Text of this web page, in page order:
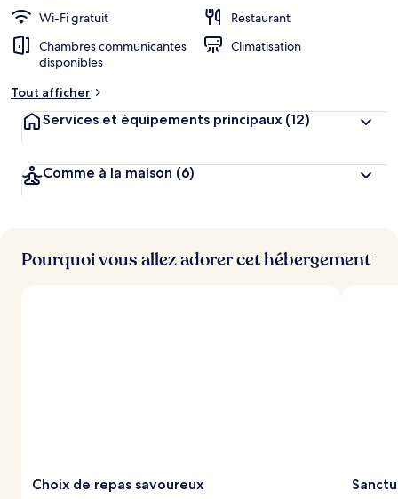
Wi-Fi gratuit
Restaurant
Chambres communicantes
disponibles
Climatisation
Tout afficher
Services et équipements principaux (12)
Comme à la maison (6)
Pourquoi vous allez adorer cet hébergement
Choix de repas savoureux